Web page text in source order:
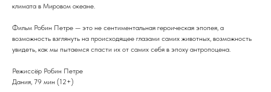
климата в Мировом океане.
Фильм Робин Петре — это не сентиментальная героическая эпопея, а
возможность взглянуть на происходящее глазами самих животных, возможность
увидеть, как мы пытаемся спасти их от самих себя в эпоху антропоцена.
Режиссёр Робин Петре
Дания, 79 мин (12+)